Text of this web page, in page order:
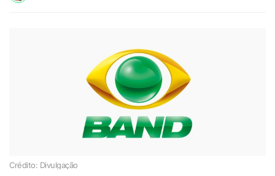
Crédito: Divulgação